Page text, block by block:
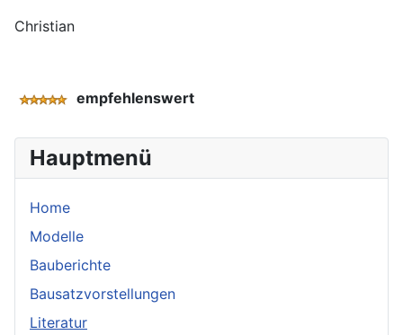
Hauptmenü
Home
Modelle
Bauberichte
Bausatzvorstellungen
Literatur
Christian
empfehlenswert